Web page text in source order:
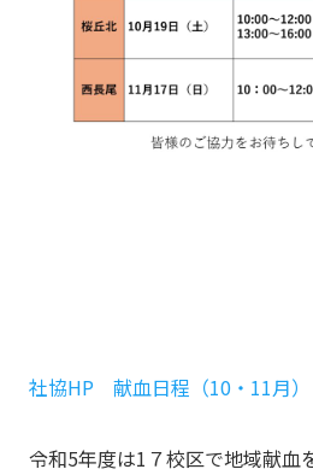
社協HP 献血日程（10・11月）
令和5年度は1７校区で地域献血